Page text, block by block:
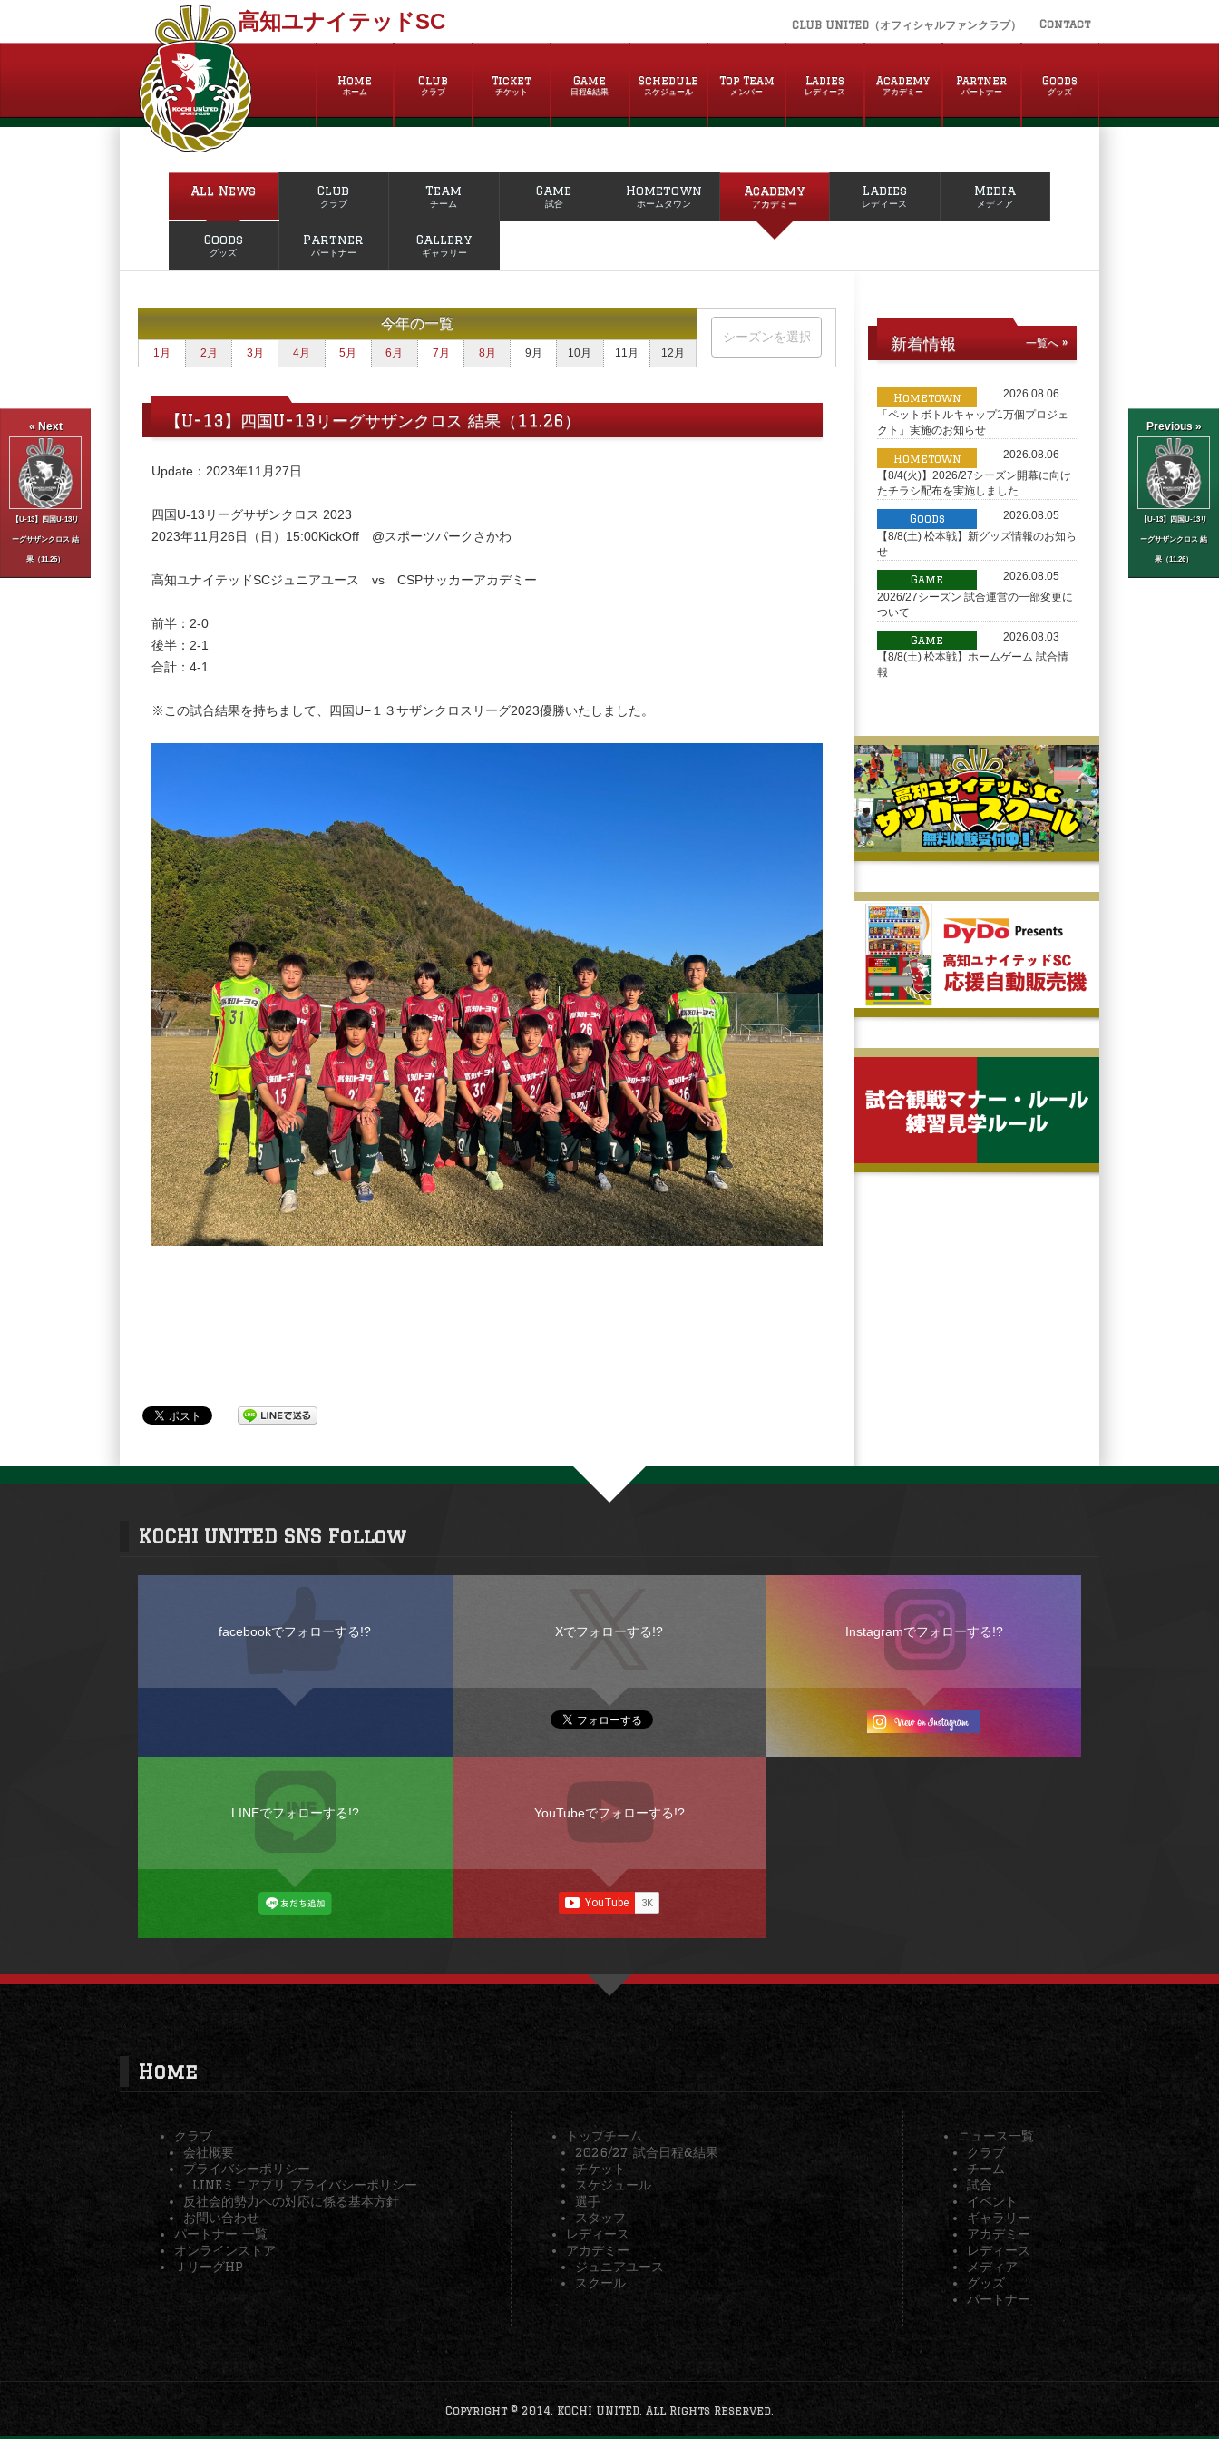
高知ユナイテッドSC CLUB UNITED（オフィシャルファンクラブ） Contact
Home
ホーム
Club
クラブ
Ticket
チケット
Game
日程&結果
Schedule
スケジュール
Top Team
メンバー
Ladies
レディース
Academy
アカデミー
Partner
パートナー
Goods
グッズ
« Next
【U-13】四国U-13リ
ーグサザンクロス 結
果（11.26）
Previous »
【U-13】四国U-13リ
ーグサザンクロス 結
果（11.26）
All News Club
クラブ
Team
チーム
Game
試合
Hometown
ホームタウン
Academy
アカデミー
Ladies
レディース
Media
メディア
Goods
グッズ
Partner
パートナー
Gallery
ギャラリー
今年の一覧
1月 2月 3月 4月 5月 6月 7月 8月 9月 10月 11月 12月
【U-13】四国U-13リーグサザンクロス 結果（11.26）
Update：2023年11月27日
四国U-13リーグサザンクロス 2023
2023年11月26日（日）15:00KickOff @スポーツパークさかわ
高知ユナイテッドSCジュニアユース vs CSPサッカーアカデミー
前半：2-0
後半：2-1
合計：4-1
※この試合結果を持ちまして、四国U−１３サザンクロスリーグ2023優勝いたしました。
新着情報 一覧へ »
Hometown
2026.08.06
「ペットボトルキャップ1万個プロジェ
クト」実施のお知らせ
Hometown
2026.08.06
【8/4(火)】2026/27シーズン開幕に向け
たチラシ配布を実施しました
Goods
2026.08.05
【8/8(土) 松本戦】新グッズ情報のお知ら
せ
Game
2026.08.05
2026/27シーズン 試合運営の一部変更に
ついて
Game
2026.08.03
【8/8(土) 松本戦】ホームゲーム 試合情
報
KOCHI UNITED SNS Follow
facebookでフォローする!? Xでフォローする!? Instagramでフォローする!?
LINEでフォローする!? YouTubeでフォローする!?
Home
クラブ
会社概要
プライバシーポリシー
LINEミニアプリ プライバシーポリシー
反社会的勢力への対応に係る基本方針
お問い合わせ
パートナー 一覧
オンラインストア
ＪリーグHP
トップチーム
2026/27 試合日程&結果
チケット
スケジュール
選手
スタッフ
レディース
アカデミー
ジュニアユース
スクール
ニュース一覧
クラブ
チーム
試合
イベント
ギャラリー
アカデミー
レディース
メディア
グッズ
パートナー
Copyright © 2014. KOCHI UNITED. All Rights Reserved.